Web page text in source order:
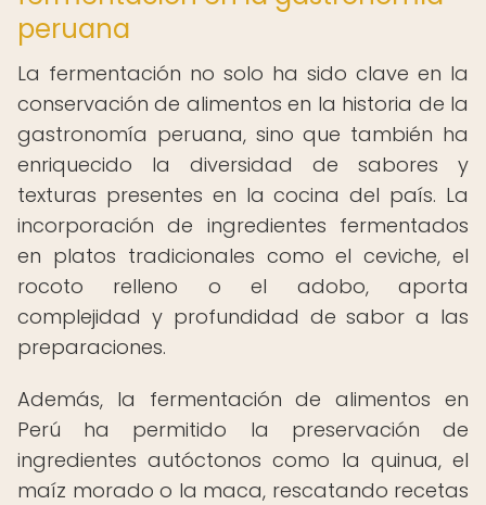
peruana
La fermentación no solo ha sido clave en la
conservación de alimentos en la historia de la
gastronomía peruana, sino que también ha
enriquecido la diversidad de sabores y
texturas presentes en la cocina del país. La
incorporación de ingredientes fermentados
en platos tradicionales como el ceviche, el
rocoto relleno o el adobo, aporta
complejidad y profundidad de sabor a las
preparaciones.
Además, la fermentación de alimentos en
Perú ha permitido la preservación de
ingredientes autóctonos como la quinua, el
maíz morado o la maca, rescatando recetas